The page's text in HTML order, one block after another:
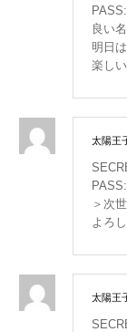
PASS:
良い
明日
楽し
太陽王
PASS:
＞次
よろ
太陽王